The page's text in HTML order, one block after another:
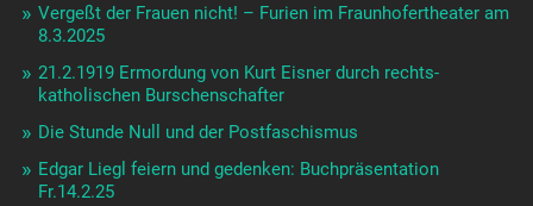
Vergeßt der Frauen nicht! – Furien im Fraunhofertheater am
8.3.2025
21.2.1919 Ermordung von Kurt Eisner durch rechts-
katholischen Burschenschafter
Die Stunde Null und der Postfaschismus
Edgar Liegl feiern und gedenken: Buchpräsentation
Fr.14.2.25